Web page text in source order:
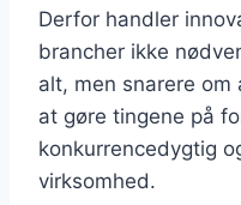
Derfor handler
brancher ikke
alt, men snarere
at gøre tingene på
konkurrencedygtig
virksomhed.